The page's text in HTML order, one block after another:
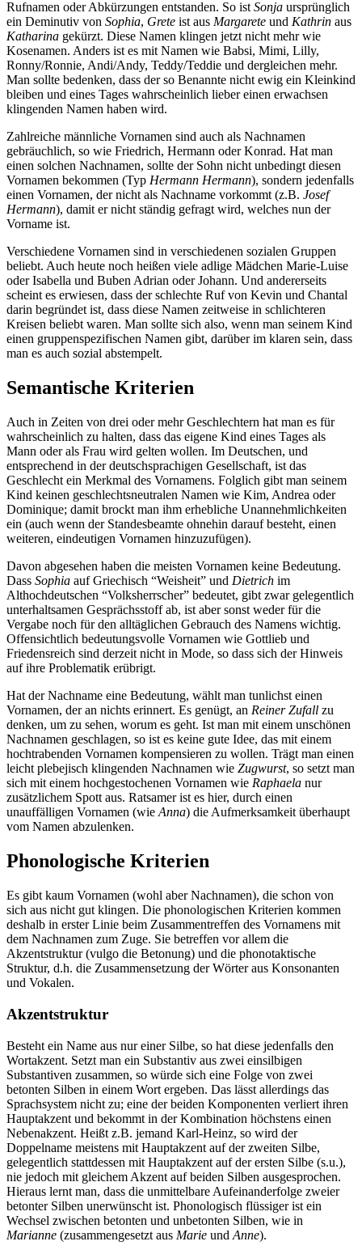
Rufnamen oder Abkürzungen entstanden. So istSonja ursprünglich
ein Deminutiv von Sophia, Grete ist aus Margarete und Kathrin aus
Katharina gekürzt. Diese Namen klingen jetzt nicht mehr wie
Kosenamen. Anders ist es mit Namen wie Babsi, Mimi, Lilly,
Ronny/Ronnie, Andi/Andy, Teddy/Teddie und dergleichen mehr.
Man sollte bedenken, dass der so Benannte nicht ewig ein Kleinkind
bleiben und eines Tages wahrscheinlich lieber einen erwachsen
klingenden Namen haben wird.
Zahlreiche männliche Vornamen sind auch als Nachnamen
gebräuchlich, so wie Friedrich, Hermann oder Konrad. Hat man
einen solchen Nachnamen, sollte der Sohn nicht unbedingt diesen
Vornamen bekommen (Typ Hermann Hermann), sondern jedenfalls
einen Vornamen, der nicht als Nachname vorkommt (z.B. Josef
Hermann), damit er nicht ständig gefragt wird, welches nun der
Vorname ist.
Verschiedene Vornamen sind in verschiedenen sozialen Gruppen
beliebt. Auch heute noch heißen viele adlige Mädchen Marie-Luise
oder Isabella und Buben Adrian oder Johann. Und andererseits
scheint es erwiesen, dass der schlechte Ruf von Kevin und Chantal
darin begründet ist, dass diese Namen zeitweise in schlichteren
Kreisen beliebt waren. Man sollte sich also, wenn man seinem Kind
einen gruppenspezifischen Namen gibt, darüber im klaren sein, dass
man es auch sozial abstempelt.
Semantische Kriterien
Auch in Zeiten von drei oder mehr Geschlechtern hat man es für
wahrscheinlich zu halten, dass das eigene Kind eines Tages als
Mann oder als Frau wird gelten wollen. Im Deutschen, und
entsprechend in der deutschsprachigen Gesellschaft, ist das
Geschlecht ein Merkmal des Vornamens. Folglich gibt man seinem
Kind keinen geschlechtsneutralen Namen wie Kim, Andrea oder
Dominique; damit brockt man ihm erhebliche Unannehmlichkeiten
ein (auch wenn der Standesbeamte ohnehin darauf besteht, einen
weiteren, eindeutigen Vornamen hinzuzufügen).
Davon abgesehen haben die meisten Vornamen keine Bedeutung.
Dass Sophia auf Griechisch “Weisheit” und Dietrich im
Althochdeutschen “Volksherrscher” bedeutet, gibt zwar gelegentlich
unterhaltsamen Gesprächsstoff ab, ist aber sonst weder für die
Vergabe noch für den alltäglichen Gebrauch des Namens wichtig.
Offensichtlich bedeutungsvolle Vornamen wie Gottlieb und
Friedensreich sind derzeit nicht in Mode, so dass sich der Hinweis
auf ihre Problematik erübrigt.
Hat der Nachname eine Bedeutung, wählt man tunlichst einen
Vornamen, der an nichts erinnert. Es genügt, an Reiner Zufall zu
denken, um zu sehen, worum es geht. Ist man mit einem unschönen
Nachnamen geschlagen, so ist es keine gute Idee, das mit einem
hochtrabenden Vornamen kompensieren zu wollen. Trägt man einen
leicht plebejisch klingenden Nachnamen wie Zugwurst, so setzt man
sich mit einem hochgestochenen Vornamen wie Raphaela nur
zusätzlichem Spott aus. Ratsamer ist es hier, durch einen
unauffälligen Vornamen (wie Anna) die Aufmerksamkeit überhaupt
vom Namen abzulenken.
Phonologische Kriterien
Es gibt kaum Vornamen (wohl aber Nachnamen), die schon von
sich aus nicht gut klingen. Die phonologischen Kriterien kommen
deshalb in erster Linie beim Zusammentreffen des Vornamens mit
dem Nachnamen zum Zuge. Sie betreffen vor allem die
Akzentstruktur (vulgo die Betonung) und die phonotaktische
Struktur, d.h. die Zusammensetzung der Wörter aus Konsonanten
und Vokalen.
Akzentstruktur
Besteht ein Name aus nur einer Silbe, so hat diese jedenfalls den
Wortakzent. Setzt man ein Substantiv aus zwei einsilbigen
Substantiven zusammen, so würde sich eine Folge von zwei
betonten Silben in einem Wort ergeben. Das lässt allerdings das
Sprachsystem nicht zu; eine der beiden Komponenten verliert ihren
Hauptakzent und bekommt in der Kombination höchstens einen
Nebenakzent. Heißt z.B. jemand Karl-Heinz, so wird der
Doppelname meistens mit Hauptakzent auf der zweiten Silbe,
gelegentlich stattdessen mit Hauptakzent auf der ersten Silbe (s.u.),
nie jedoch mit gleichem Akzent auf beiden Silben ausgesprochen.
Hieraus lernt man, dass die unmittelbare Aufeinanderfolge zweier
betonter Silben unerwünscht ist. Phonologisch flüssiger ist ein
Wechsel zwischen betonten und unbetonten Silben, wie in
Marianne (zusammengesetzt aus Marie und Anne).